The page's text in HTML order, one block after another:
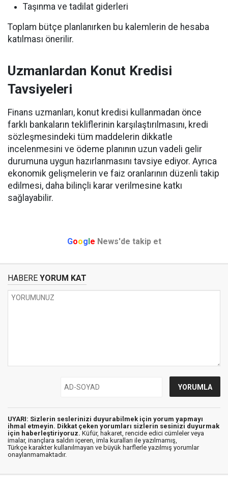
Taşınma ve tadilat giderleri
Toplam bütçe planlanırken bu kalemlerin de hesaba
katılması önerilir.
Uzmanlardan Konut Kredisi
Tavsiyeleri
Finans uzmanları, konut kredisi kullanmadan önce
farklı bankaların tekliflerinin karşılaştırılmasını, kredi
sözleşmesindeki tüm maddelerin dikkatle
incelenmesini ve ödeme planının uzun vadeli gelir
durumuna uygun hazırlanmasını tavsiye ediyor. Ayrıca
ekonomik gelişmelerin ve faiz oranlarının düzenli takip
edilmesi, daha bilinçli karar verilmesine katkı
sağlayabilir.
Google News'de takip et
HABERE YORUM KAT
UYARI: Sizlerin seslerinizi duyurabilmek için yorum yapmayı
ihmal etmeyin. Dikkat çeken yorumları sizlerin sesinizi duyurmak
için haberleştiriyoruz. Küfür, hakaret, rencide edici cümleler veya
imalar, inançlara saldırı içeren, imla kuralları ile yazılmamış,
Türkçe karakter kullanılmayan ve büyük harflerle yazılmış yorumlar
onaylanmamaktadır.